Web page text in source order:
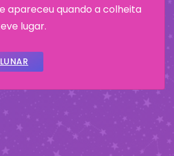
apareceu quando a colheita
lugar.